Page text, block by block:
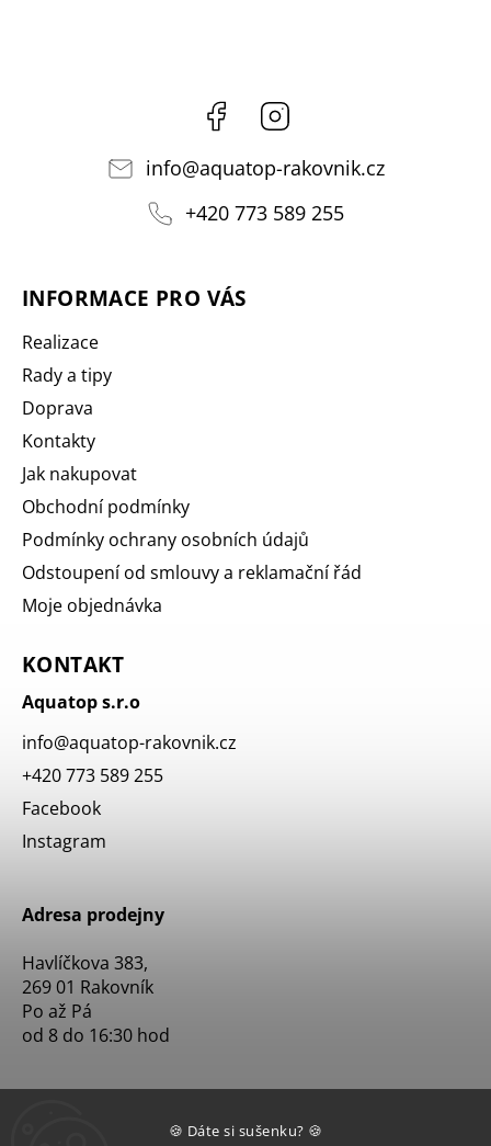
🍪 Dáte si sušenku? 🍪
Facebook
info@aquatop-rakovnik.cz
+420 773 589 255
INFORMACE PRO VÁS
Realizace
Rady a tipy
Doprava
Kontakty
Jak nakupovat
Obchodní podmínky
Podmínky ochrany osobních údajů
Odstoupení od smlouvy a reklamační řád
Moje objednávka
KONTAKT
Aquatop s.r.o
info@aquatop-rakovnik.cz
+420 773 589 255
Facebook
Instagram
Adresa prodejny
Havlíčkova 383,
269 01 Rakovník
Po až Pá
od 8 do 16:30 hod